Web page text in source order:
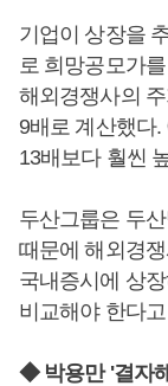
기업이 상장을
로 희망공모가
해외경쟁사의
9배로 계산했다
13배보다 훨씬
두산그룹은 두
때문에 해외경
국내증시에 상
비교해야 한다
◆ 박용만 '결자